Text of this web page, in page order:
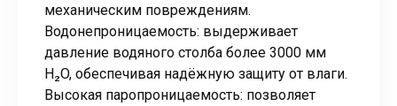
механическим повреждениям.
Водонепроницаемость: выдерживает
давление водяного столба более 3000 мм
H₂O, обеспечивая надёжную защиту от влаги.
Высокая паропроницаемость: позволяет